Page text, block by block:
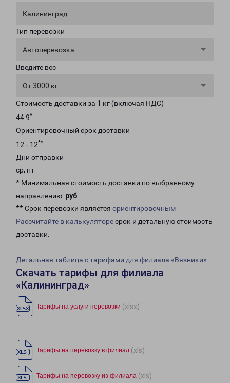
Калининград
Тип перевозки
Автоперевозка
Введите вес
От 3000 кг
Стоимость доставки за 1 кг (включая НДС)
44.9*
Ориентировочный срок доставки
12 - 12**
Дни отправки
ср, пт
* Минимальная стоимость доставки по выбранному
направлению: руб.
** Срок перевозки является ориентировочным
Рассчитайте в калькуляторесрок и детальную стоимость
доставки.
Детальная таблица с тарифами для филиала «Вязники»
Скачать тарифы для филиала
«Калининград»
Тарифы на услуги перевозки (xlsx)
Тарифы на перевозку в филиал (xls)
Тарифы на перевозку из филиала (xls)